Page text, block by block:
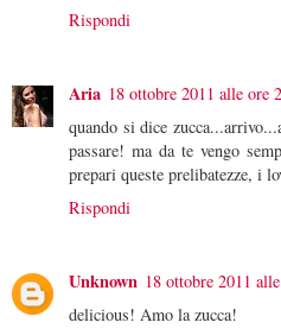
Rispondi
Aria 18 ottobre 2011 alle ore
quando si dice
passare! ma da te vengo
prepari queste prelibatezze, i
Rispondi
Unknown 18 ottobre 2011
delicious! Amo la zucca!